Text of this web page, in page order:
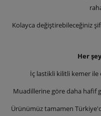
Kolayca değiştirebileceğiniz
Her
İç lastikli kilitli kemer ile
Muadillerine göre daha hafif
Ürünümüz tamamen